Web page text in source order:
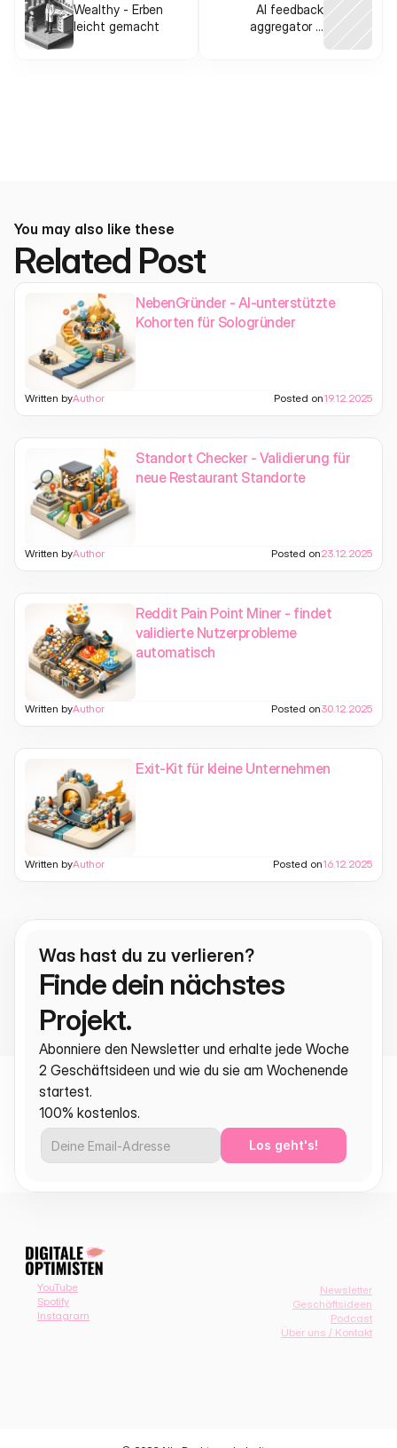
Wealthy - Erben
leicht gemacht
AI feedback
aggregator &
You may also like these
Related Post
NebenGründer - AI-unterstützte
Kohorten für Sologründer
Written byAuthor Posted on19.12.2025
Standort Checker - Validierung für
neue Restaurant Standorte
Written byAuthor Posted on23.12.2025
Reddit Pain Point Miner - findet
validierte Nutzerprobleme
automatisch
Written byAuthor Posted on30.12.2025
Exit-Kit für kleine Unternehmen
Written byAuthor Posted on16.12.2025
Was hast du zu verlieren?
Finde dein nächstes
Projekt.
Abonniere den Newsletter und erhalte jede Woche
2 Geschäftsideen und wie du sie am Wochenende
startest.
100% kostenlos.
Los geht's!
YouTube
Spotify
Instagram
Newsletter
Geschäftsideen
Podcast
Über uns / Kontakt